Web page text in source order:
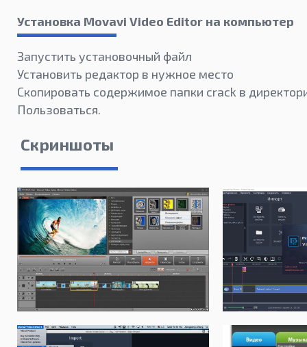
Установка Movavi Video Editor на компьютер
Запустить установочный файл
Установить редактор в нужное место
Скопировать содержимое папки crack в
Пользоваться.
Скриншоты